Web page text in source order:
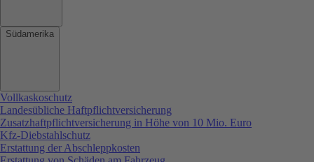
Südamerika
Vollkaskoschutz
Landesübliche Haftpflichtversicherung
Zusatzhaftpflichtversicherung in Höhe von 10 Mio. Euro
Kfz-Diebstahlschutz
Erstattung der Abschleppkosten